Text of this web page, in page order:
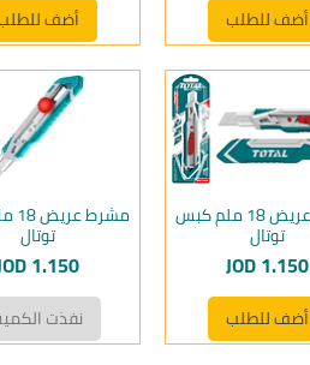
أضف للطلب أضف
مشرط عريض 18 ملم كبس
توتال
السعر
JOD 1.150
أضف للطلب
توتال
السعر
1.150
نفذت